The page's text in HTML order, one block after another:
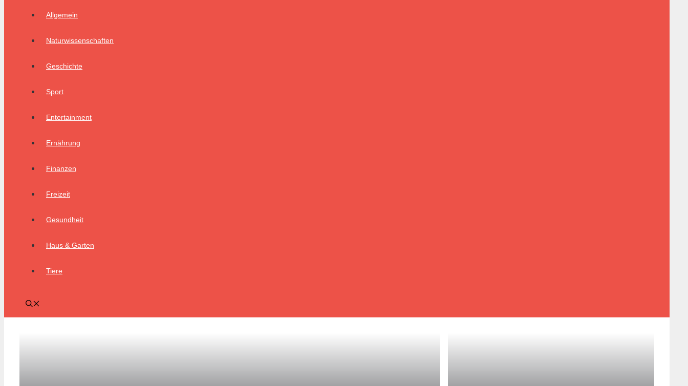
Allgemein
Naturwissenschaften
Geschichte
Sport
Entertainment
Ernährung
Finanzen
Freizeit
Gesundheit
Haus & Garten
Tiere